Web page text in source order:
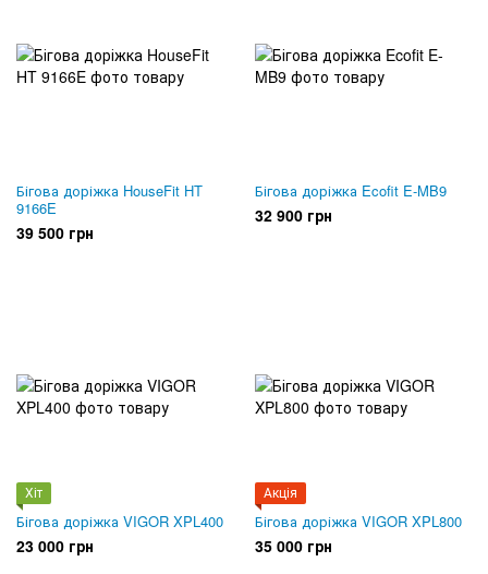
Бігова доріжка HouseFit HT
9166E
39 500 грн
Бігова доріжка Ecofit E-MB9
32 900 грн
Хіт
Бігова доріжка VIGOR XPL400
23 000 грн
Акція
Бігова доріжка VIGOR XPL800
35 000 грн